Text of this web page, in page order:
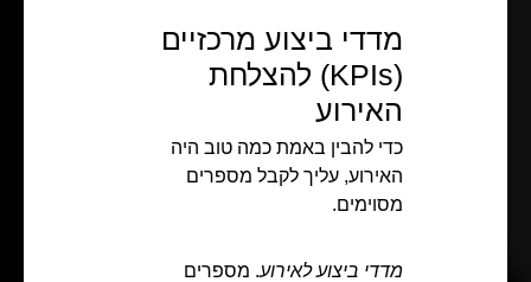
מדדי ביצוע מרכזיים
(KPIs) להצלחת
האירוע
כדי להבין באמת כמה טוב היה
האירוע, עליך לקבל מספרים
מסוימים.
מדדי ביצוע לאירוע. מספרים